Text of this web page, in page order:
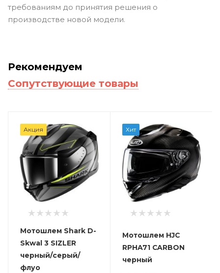
требованиям до принятия решения о
производстве новой модели.
Рекомендуем
Сопутствующие товары
Акция
Мотошлем Shark D-
Skwal 3 SIZLER
черный/серый/
флуо
Хит
Мотошлем HJC
RPHA71 CARBON
черный